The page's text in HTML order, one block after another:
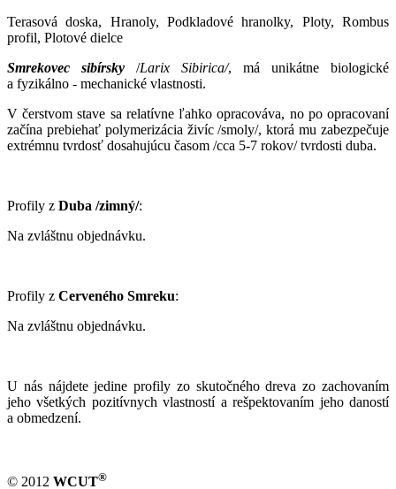
Terasová doska, Hranoly, Podkladové hranolky, Ploty, Rombus
profil, Plotové dielce
Smrekovec sibírsky /Larix Sibirica/, má unikátne biologické
a fyzikálno - mechanické vlastnosti.
V čerstvom stave sa relatívne ľahko opracováva, no po opracovaní
začína prebiehať polymerizácia živíc /smoly/, ktorá mu zabezpečuje
extrémnu tvrdosť dosahujúcu časom /cca 5-7 rokov/ tvrdosti duba.
Profily z Duba /zimný/:
Na zvláštnu objednávku.
Profily z Cerveného Smreku:
Na zvláštnu objednávku.
U nás nájdete jedine profily zo skutočného dreva zo zachovaním
jeho všetkých pozitívnych vlastností a rešpektovaním jeho daností
a obmedzení.
© 2012 WCUT®